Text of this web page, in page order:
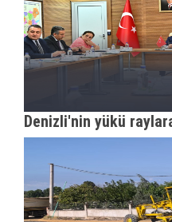
Denizli'nin yükü